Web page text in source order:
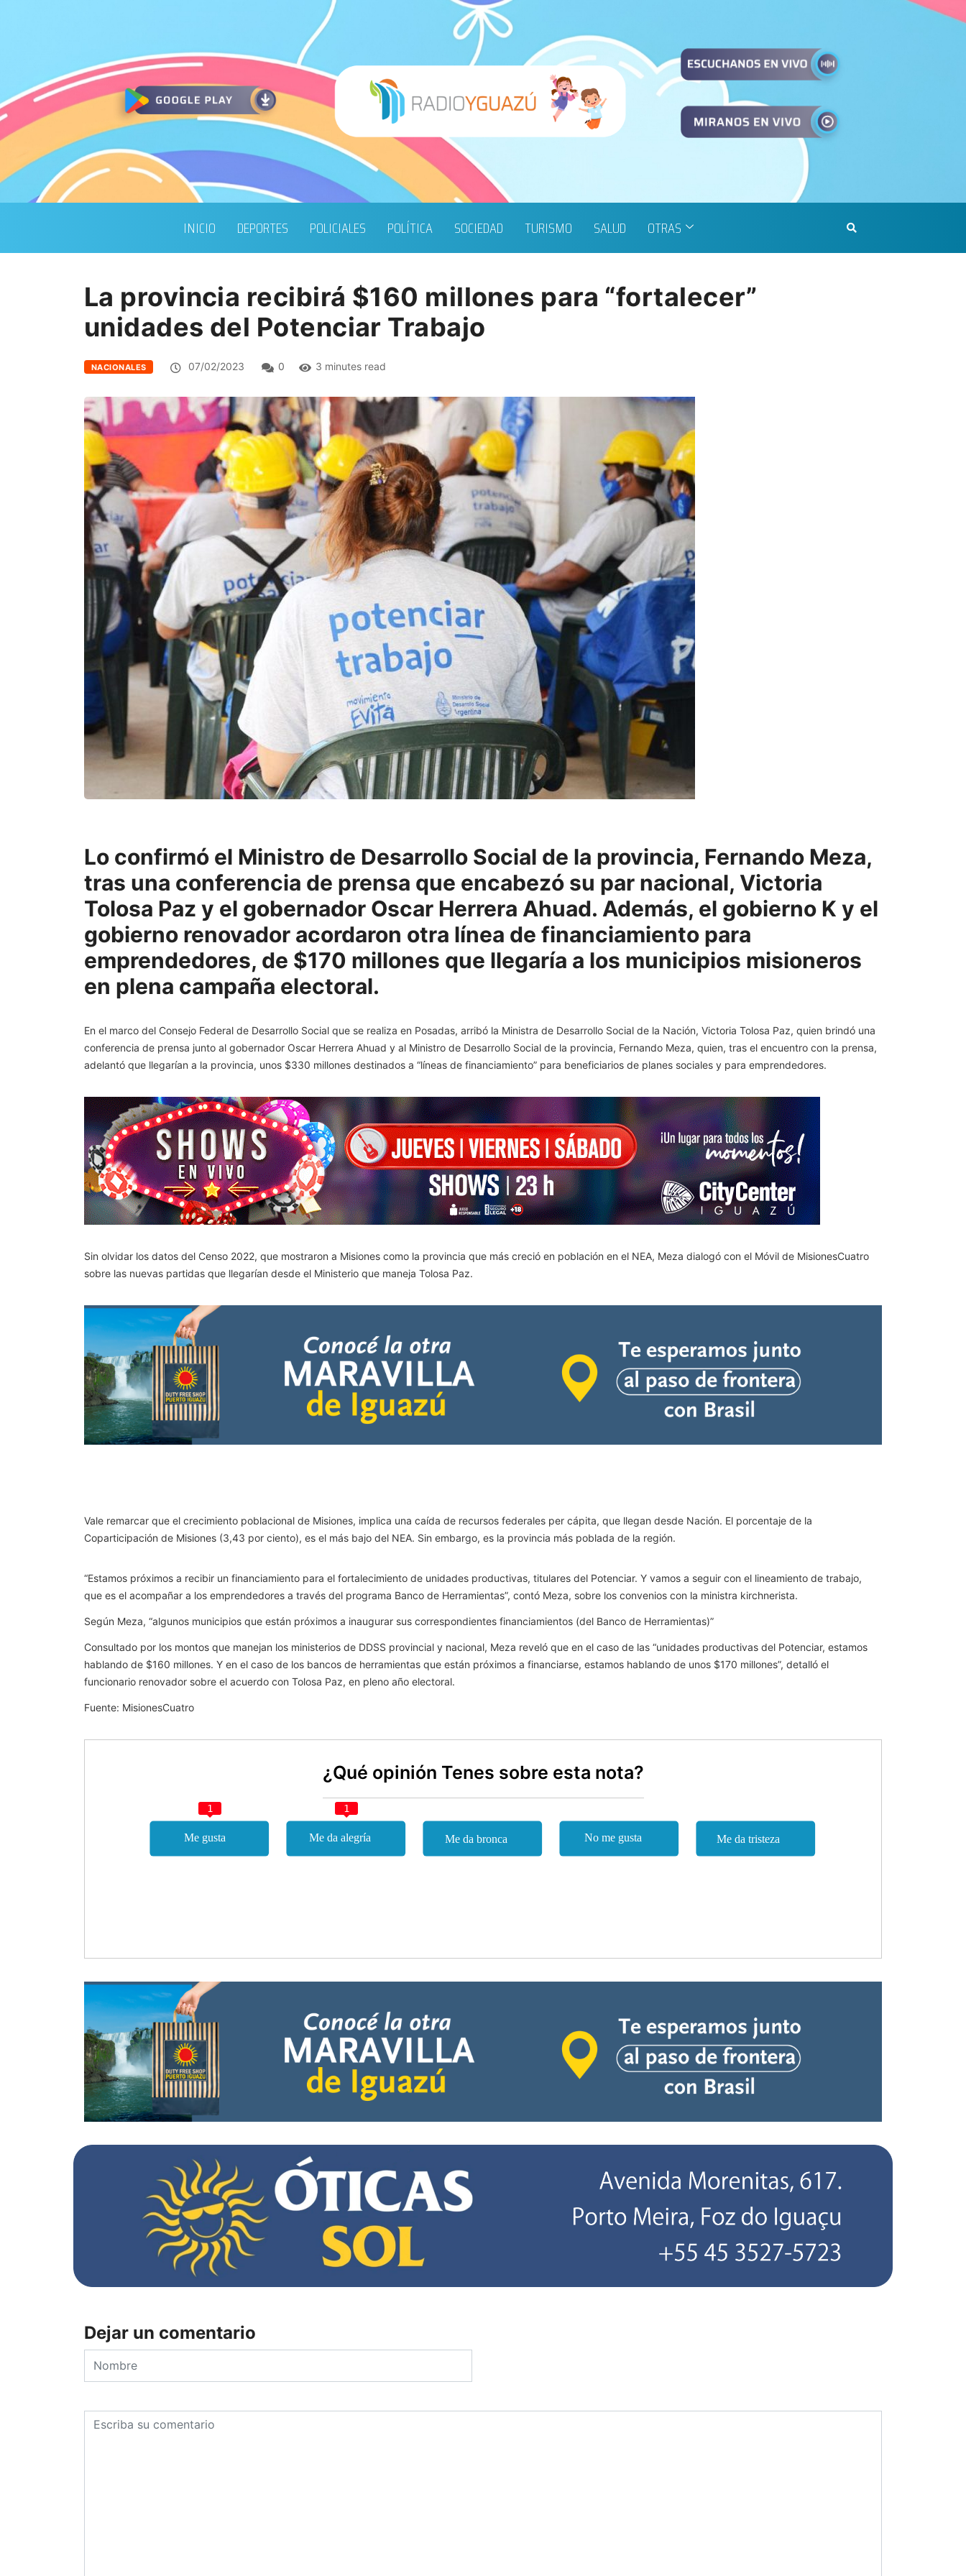
INICIO DEPORTES POLICIALES POLÍTICA SOCIEDAD TURISMO SALUD OTRAS
La provincia recibirá $160 millones para “fortalecer”
unidades del Potenciar Trabajo
NACIONALES 07/02/2023 0 3 minutes read
Lo confirmó el Ministro de Desarrollo Social de la provincia, Fernando Meza,
tras una conferencia de prensa que encabezó su par nacional, Victoria
Tolosa Paz y el gobernador Oscar Herrera Ahuad. Además, el gobierno K y el
gobierno renovador acordaron otra línea de financiamiento para
emprendedores, de $170 millones que llegaría a los municipios misioneros
en plena campaña electoral.
En el marco del Consejo Federal de Desarrollo Social que se realiza en Posadas, arribó la Ministra de Desarrollo Social de la Nación, Victoria Tolosa Paz, quien brindó una
conferencia de prensa junto al gobernador Oscar Herrera Ahuad y al Ministro de Desarrollo Social de la provincia, Fernando Meza, quien, tras el encuentro con la prensa,
adelantó que llegarían a la provincia, unos $330 millones destinados a “líneas de financiamiento” para beneficiarios de planes sociales y para emprendedores.
Sin olvidar los datos del Censo 2022, que mostraron a Misiones como la provincia que más creció en población en el NEA, Meza dialogó con el Móvil de MisionesCuatro
sobre las nuevas partidas que llegarían desde el Ministerio que maneja Tolosa Paz.
Vale remarcar que el crecimiento poblacional de Misiones, implica una caída de recursos federales per cápita, que llegan desde Nación. El porcentaje de la
Coparticipación de Misiones (3,43 por ciento), es el más bajo del NEA. Sin embargo, es la provincia más poblada de la región.
“Estamos próximos a recibir un financiamiento para el fortalecimiento de unidades productivas, titulares del Potenciar. Y vamos a seguir con el lineamiento de trabajo,
que es el acompañar a los emprendedores a través del programa Banco de Herramientas”, contó Meza, sobre los convenios con la ministra kirchnerista.
Según Meza, “algunos municipios que están próximos a inaugurar sus correspondientes financiamientos (del Banco de Herramientas)”
Consultado por los montos que manejan los ministerios de DDSS provincial y nacional, Meza reveló que en el caso de las “unidades productivas del Potenciar, estamos
hablando de $160 millones. Y en el caso de los bancos de herramientas que están próximos a financiarse, estamos hablando de unos $170 millones”, detalló el
funcionario renovador sobre el acuerdo con Tolosa Paz, en pleno año electoral.
Fuente: MisionesCuatro
¿Qué opinión Tenes sobre esta nota?
1 1
Dejar un comentario